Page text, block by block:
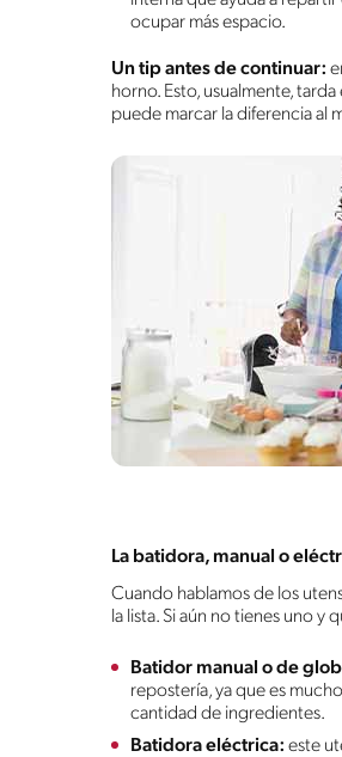
ocupar más espacio.
Un tip antes de continuar:
horno. Esto, usualmente,
puede marcar la diferencia al
La batidora, manual o
Cuando hablamos de los
la lista. Si aún no tienes uno y
Batidor manual o de
repostería, ya que es
cantidad de ingredientes.
Batidora eléctrica: este